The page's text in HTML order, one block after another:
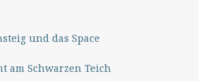
und das Space
am Schwarzen Teich